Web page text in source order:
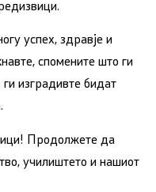
успех, здравје и
спомените што ги
изградивте бидат
Продолжете да
училиштето и нашиот